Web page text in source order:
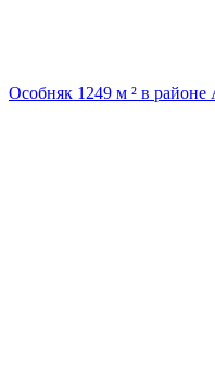
Особняк 1249 м ² в районе